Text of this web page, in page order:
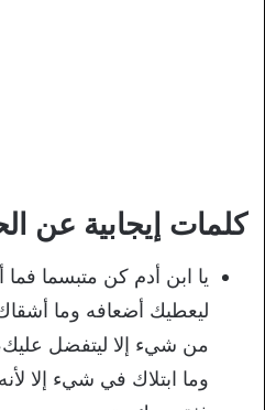
كلمات إيجابية عن
يا ابن أدم كن متبسما فما
ليعطيك أضعافه وما
من شيء إلا ليتفضل
وما ابتلاك في شيء إلا